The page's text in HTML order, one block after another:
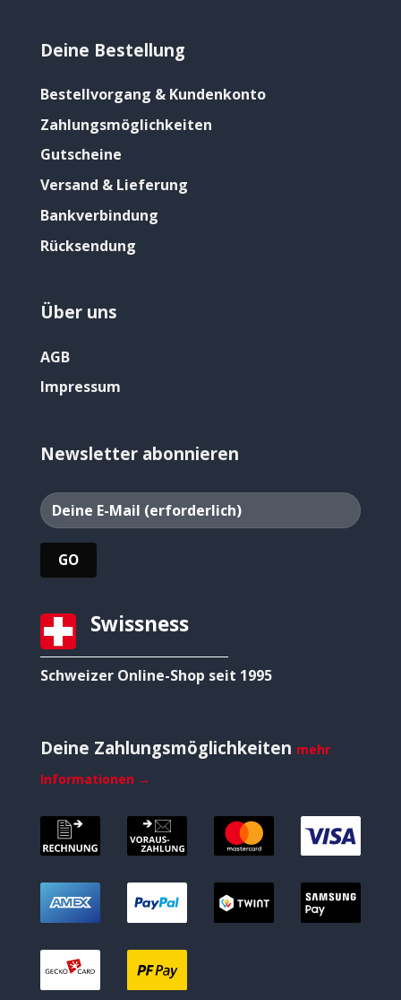
Deine Bestellung
Bestellvorgang & Kundenkonto
Zahlungsmöglichkeiten
Gutscheine
Versand & Lieferung
Bankverbindung
Rücksendung
Über uns
AGB
Impressum
Newsletter abonnieren
Swissness
Schweizer Online-Shop seit 1995
Deine Zahlungsmöglichkeiten mehr
Informationen →